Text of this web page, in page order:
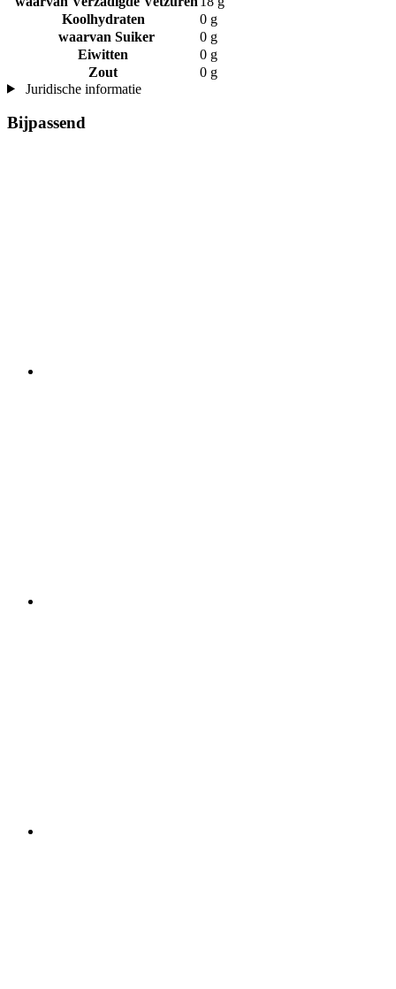
Koolhydraten
0 g
waarvan Suiker
0 g
Eiwitten
0 g
Zout
0 g
Juridische informatie
Bijpassend